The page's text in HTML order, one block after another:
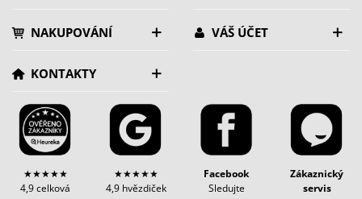
NAKUPOVÁNÍ VÁŠ ÚČET
KONTAKTY
★★★★★
4,9 celková
★★★★★
4,9 hvězdiček
Facebook
Sledujte
Zákaznický
servis